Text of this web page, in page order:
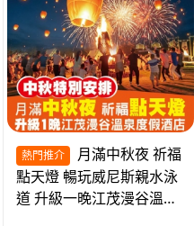
熱門推介
點天燈 暢玩威尼斯親水泳
道 升級一晚江茂漫谷溫泉